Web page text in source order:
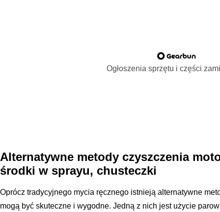
Ogłoszenia sprzętu i części
Alternatywne metody czyszczenia
środki w sprayu, chusteczki
Oprócz tradycyjnego mycia ręcznego istnieją alternatywne
mogą być skuteczne i wygodne. Jedną z nich jest użycie